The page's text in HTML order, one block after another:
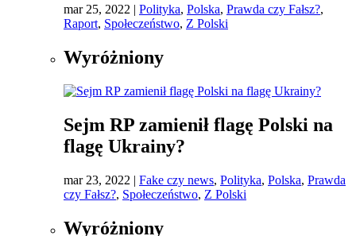
mar 25, 2022 | Polityka, Polska, Prawda czy Fałsz?,
Raport, Społeczeństwo, Z Polski
Wyróżniony
Sejm RP zamienił flagę Polski na
flagę Ukrainy?
mar 23, 2022 | Fake czy news, Polityka, Polska, Prawda
czy Fałsz?, Społeczeństwo, Z Polski
Wyróżniony